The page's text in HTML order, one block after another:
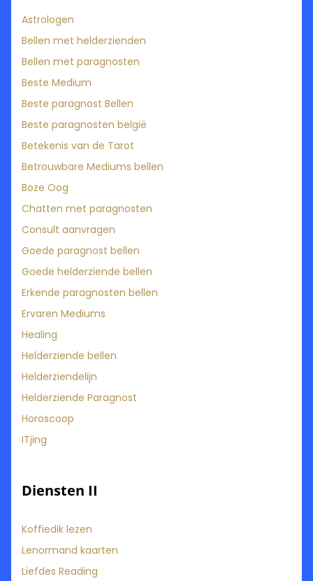
Astrologen
Bellen met helderzienden
Bellen met paragnosten
Beste Medium
Beste paragnost Bellen
Beste paragnosten belgië
Betekenis van de Tarot
Betrouwbare Mediums bellen
Boze Oog
Chatten met paragnosten
Consult aanvragen
Goede paragnost bellen
Goede helderziende bellen
Erkende paragnosten bellen
Ervaren Mediums
Healing
Helderziende bellen
Helderziendelijn
Helderziende Paragnost
Horoscoop
ITjing
Diensten II
Koffiedik lezen
Lenormand kaarten
Liefdes Reading